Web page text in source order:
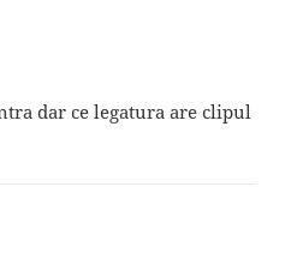
dar ce legatura are clipul